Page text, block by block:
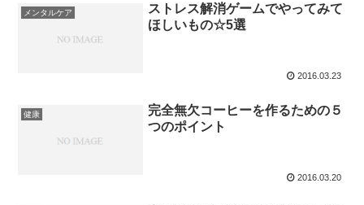
メンタルケア
ストレス解消ゲームでやってみて
ほしいもの☆5選
2016.03.23
健康
完全無欠コーヒーを作るための５
つのポイント
2016.03.20